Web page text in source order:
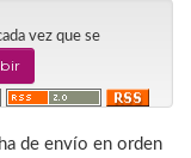
vez que se
de envío en orden